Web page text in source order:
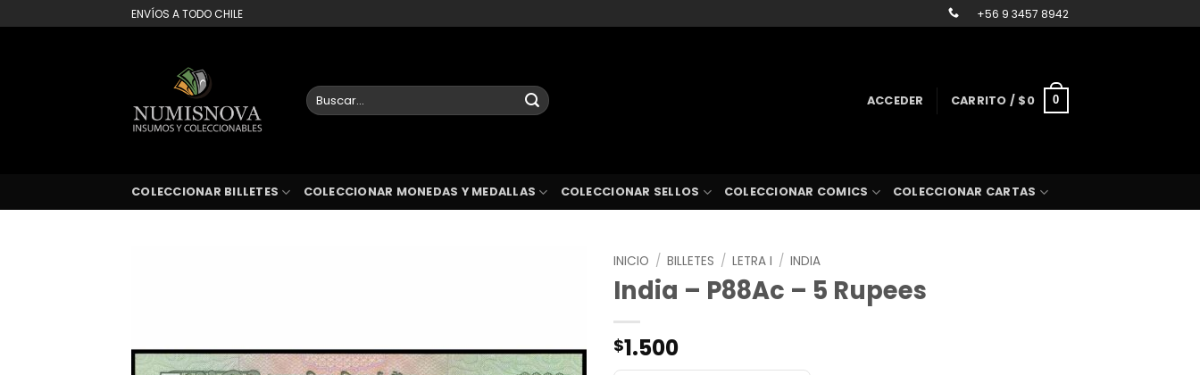
al
ENVÍOS A TODO CHILE +56 9 3457 8942
Buscar
por:
ACCEDER CARRITO / $0 0
COLECCIONAR BILLETES COLECCIONAR MONEDAS Y MEDALLAS COLECCIONAR SELLOS COLECCIONAR COMICS COLECCIONAR CARTAS
INICIO / BILLETES / LETRA I / INDIA
India – P88Ac – 5 Rupees
$1.500